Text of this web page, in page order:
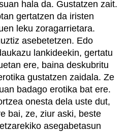
hala da. Gustatzen zait.
gertatzen da iristen
leku zoragarrietara.
asebetetzen. Edo
lankideekin, gertatu
ere, baina deskubritu
gustatzen zaidala. Ze
badago erotika bat ere.
onesta dela uste dut,
bai, ze, ziur aski, beste
asegabetasun